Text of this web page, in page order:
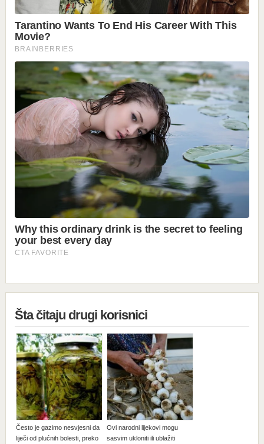
Šta čitaju drugi korisnici
Često je gazimo nesvjesni da
liječi od plućnih bolesti, preko
Ovi narodni lijekovi mogu
sasvim ukloniti ili ublažiti